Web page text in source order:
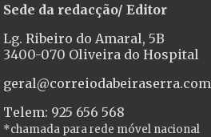
Sede da redacção/ Editor
Lg. Ribeiro do Amaral, 5B
3400-070 Oliveira do Hospital
geral@correiodabeiraserra.com
Telem: 925 656 568
*chamada para rede móvel nacional